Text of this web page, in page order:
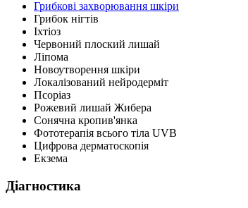
Грибкові захворювання шкіри
Грибок нігтів
Іхтіоз
Червоний плоский лишай
Ліпома
Новоутворення шкіри
Локалізований нейродерміт
Псоріаз
Рожевий лишай Жибера
Сонячна кропив'янка
Фототерапія всього тіла UVB
Цифрова дерматоскопія
Екзема
Діагностика